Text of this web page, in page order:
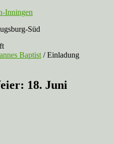
Inningen
Süd
Baptist /Einladung
18. Juni